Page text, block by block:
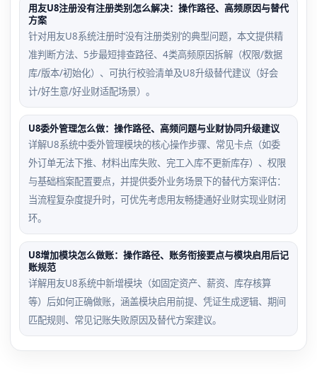
用友U8注册没有注册类别怎么解决：操作路径、高频原因与替代
方案
针对用友U8系统注册时‘没有注册类别’的典型问题，本文提供精
准判断方法、5步最短排查路径、4类高频原因拆解（权限/数据
库/版本/初始化）、可执行校验清单及U8升级替代建议（好会
计/好生意/好业财适配场景）。
U8委外管理怎么做：操作路径、高频问题与业财协同升级建议
详解U8系统中委外管理模块的核心操作步骤、常见卡点（如委
外订单无法下推、材料出库失败、完工入库不更新库存）、权限
与基础档案配置要点，并提供委外业务场景下的替代方案评估：
当流程复杂度提升时，可优先考虑用友畅捷通好业财实现业财闭
环。
U8增加模块怎么做账：操作路径、账务衔接要点与模块启用后记
账规范
详解用友U8系统中新增模块（如固定资产、薪资、库存核算
等）后如何正确做账，涵盖模块启用前提、凭证生成逻辑、期间
匹配规则、常见记账失败原因及替代方案建议。